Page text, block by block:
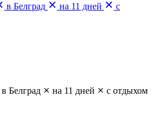
в Белград на 11 дней
с
в Белград на 11 дней
с отдыхом